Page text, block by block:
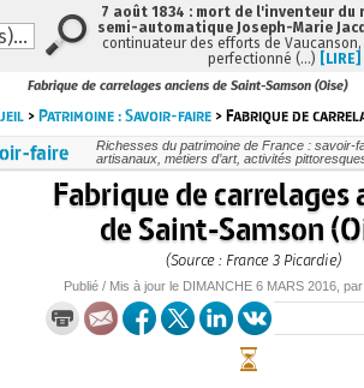
Fabrique de carrelages anciens de Saint-Samson (Oise)
>Patrimoine : Savoir-faire > Fabrique de
faire
Richesses du patrimoine de France : savoir-
artisanaux, métiers d’art, activités
Fabrique de carrelages
de Saint-Samson
(Source : France 3 Picardie)
Publié / Mis à jour le DIMANCHE 6 MARS 2016,
7 août 1834 : mort de l'inventeur du
semi-automatique Joseph-Marie
continuateur des efforts de Vaucanson,
perfectionné (…) [LIRE]